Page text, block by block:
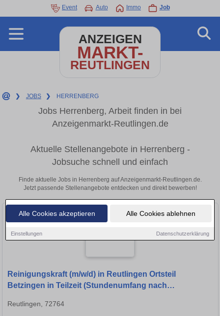
Alle Cookies akzeptieren Alle Cookies ablehnen
Einstellungen Datenschutzerklärung
Event Auto Immo Job
ANZEIGEN
MARKT-
REUTLINGEN
❯ JOBS ❯ HERRENBERG
Jobs Herrenberg, Arbeit finden in bei
Anzeigenmarkt-Reutlingen.de
Aktuelle Stellenangebote in Herrenberg -
Jobsuche schnell und einfach
Finde aktuelle Jobs in Herrenberg auf Anzeigenmarkt-Reutlingen.de.
Jetzt passende Stellenangebote entdecken und direkt bewerben!
Reinigungskraft (m/w/d) in Reutlingen Ortsteil
Betzingen in Teilzeit (Stundenumfang nach
Reutlingen, 72764